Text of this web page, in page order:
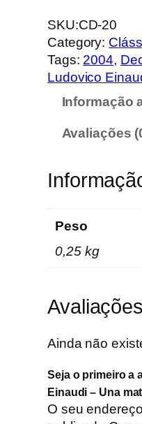
a
n
t
i
e
u
c
o
i
n
a
u
d
SKU:CD-20
Category:
Tags: 2004,
Ludovico
Informação
Avaliações
Peso
0,25 kg
Avaliações
Ainda não
Seja o primeiro a
Einaudi – Una
O seu